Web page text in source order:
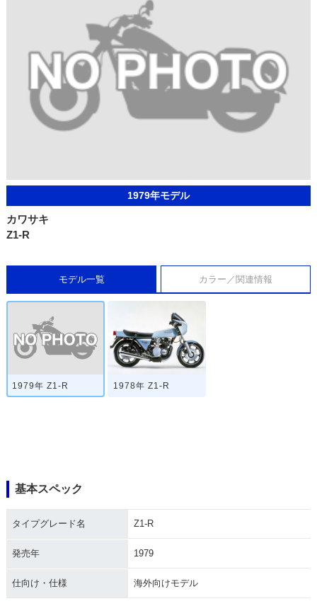
1979年モデル
カワサキ
Z1-R
モデル一覧 カラー／関連情報
1979年 Z1-R 1978年 Z1-R
基本スペック
タイプグレード名 Z1-R
発売年 1979
仕向け・仕様 海外向けモデル